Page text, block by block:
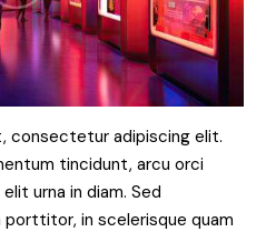
consectetur adipiscing elit.
tincidunt, arcu orci
urna in diam. Sed
in scelerisque quam